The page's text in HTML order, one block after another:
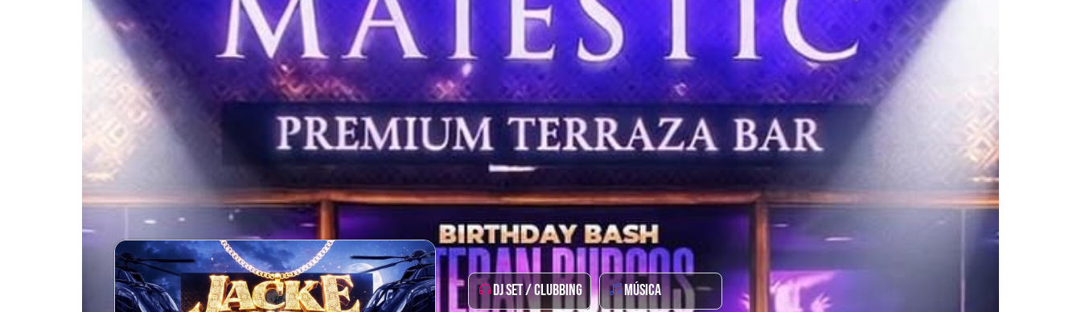
DJ SET / CLUBBING MÚSICA